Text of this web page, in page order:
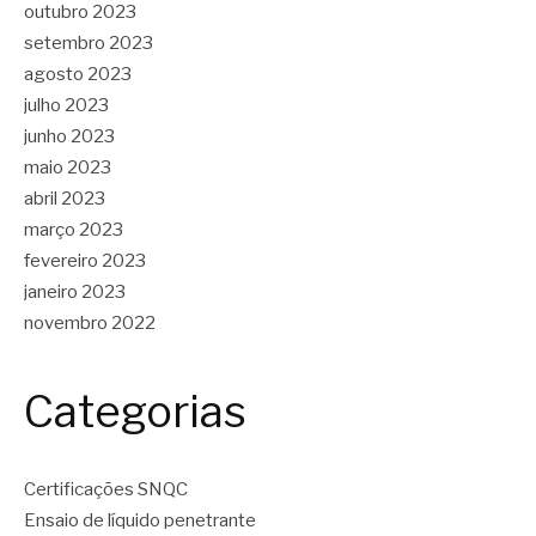
outubro 2023
setembro 2023
agosto 2023
julho 2023
junho 2023
maio 2023
abril 2023
março 2023
fevereiro 2023
janeiro 2023
novembro 2022
Categorias
Certificações SNQC
Ensaio de líquido penetrante